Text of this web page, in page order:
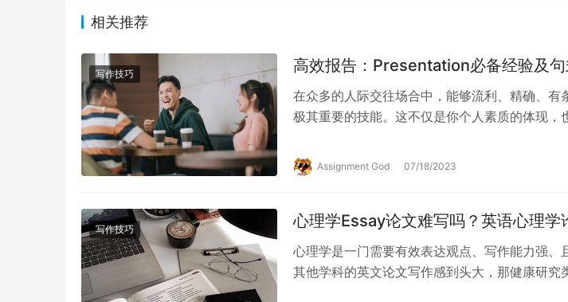
相关推荐
写作技巧 高效报告：Presentation必备经验及
在众多的人际交往场合中，能够流利、精确、有
极其重要的技能。这不仅是你个人素质的体现，
Assignment God 07/18/2023
写作技巧 心理学Essay论文难写吗？英语心理学
心理学是一门需要有效表达观点、写作能力强、
其他学科的英文论文写作感到头大，那健康研究